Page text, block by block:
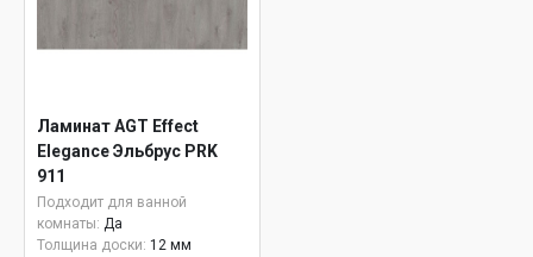
Ламинат AGT Effect
Elegance Эльбрус PRK
911
Подходит для ванной
комнаты: Да
Толщина доски: 12 мм